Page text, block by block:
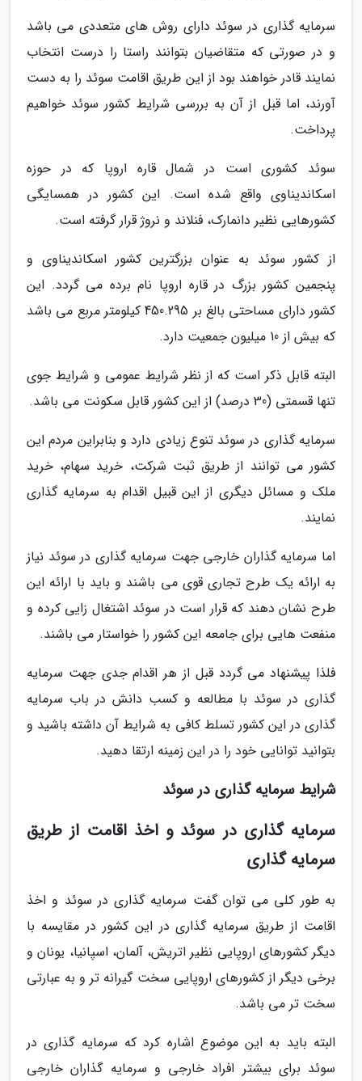
سرمایه گذاری در سوئد دارای روش های متعددی می باشد
و در صورتی که متقاضیان بتوانند راستا را درست انتخاب
نمایند قادر خواهند بود از این طریق اقامت سوئد را به دست
آورند، اما قبل از آن به بررسی شرایط کشور سوئد خواهیم
پرداخت.
سوئد کشوری است در شمال قاره اروپا که در حوزه
اسکاندیناوی واقع شده است. این کشور در همسایگی
کشورهایی نظیر دانمارک، فنلاند و نروژ قرار گرفته است.
از کشور سوئد به عنوان بزرگترین کشور اسکاندیناوی و
پنجمین کشور بزرگ در قاره اروپا نام برده می گردد. این
کشور دارای مساحتی بالغ بر 450.295 کیلومتر مربع می باشد
که بیش از 10 میلیون جمعیت دارد.
البته قابل ذکر است که از نظر شرایط عمومی و شرایط جوی
تنها قسمتی (30 درصد) از این کشور قابل سکونت می باشد.
سرمایه گذاری در سوئد تنوع زیادی دارد و بنابراین مردم این
کشور می توانند از طریق ثبت شرکت، خرید سهام، خرید
ملک و مسائل دیگری از این قبیل اقدام به سرمایه گذاری
نمایند.
اما سرمایه گذاران خارجی جهت سرمایه گذاری در سوئد نیاز
به ارائه یک طرح تجاری قوی می باشند و باید با ارائه این
طرح نشان دهند که قرار است در سوئد اشتغال زایی کرده و
منفعت هایی برای جامعه این کشور را خواستار می باشند.
فلذا پیشنهاد می گردد قبل از هر اقدام جدی جهت سرمایه
گذاری در سوئد با مطالعه و کسب دانش در باب سرمایه
گذاری در این کشور تسلط کافی به شرایط آن داشته باشید و
بتوانید توانایی خود را در این زمینه ارتقا دهید.
شرایط سرمایه گذاری در سوئد
سرمایه گذاری در سوئد و اخذ اقامت از طریق
سرمایه گذاری
به طور کلی می توان گفت سرمایه گذاری در سوئد و اخذ
اقامت از طریق سرمایه گذاری در این کشور در مقایسه با
دیگر کشورهای اروپایی نظیر اتریش، آلمان، اسپانیا، یونان و
برخی دیگر از کشورهای اروپایی سخت گیرانه تر و به عبارتی
سخت تر می باشد.
البته باید به این موضوع اشاره کرد که سرمایه گذاری در
سوئد برای بیشتر افراد خارجی و سرمایه گذاران خارجی